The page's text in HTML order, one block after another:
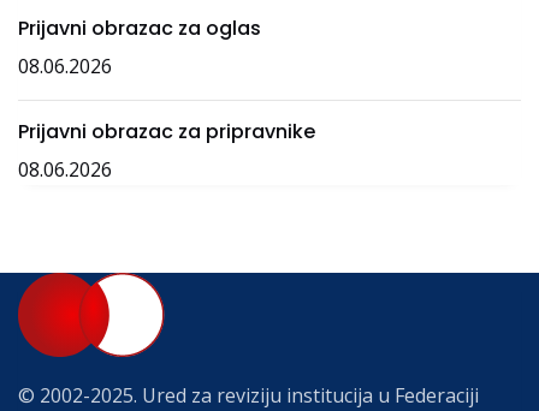
Prijavni obrazac za oglas
08.06.2026
Prijavni obrazac za pripravnike
08.06.2026
© 2002-2025. Ured za reviziju institucija u Federaciji